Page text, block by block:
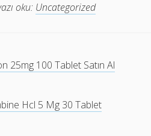
oku: Uncategorized
25mg 100 Tablet Satın Al
Hcl 5 Mg 30 Tablet